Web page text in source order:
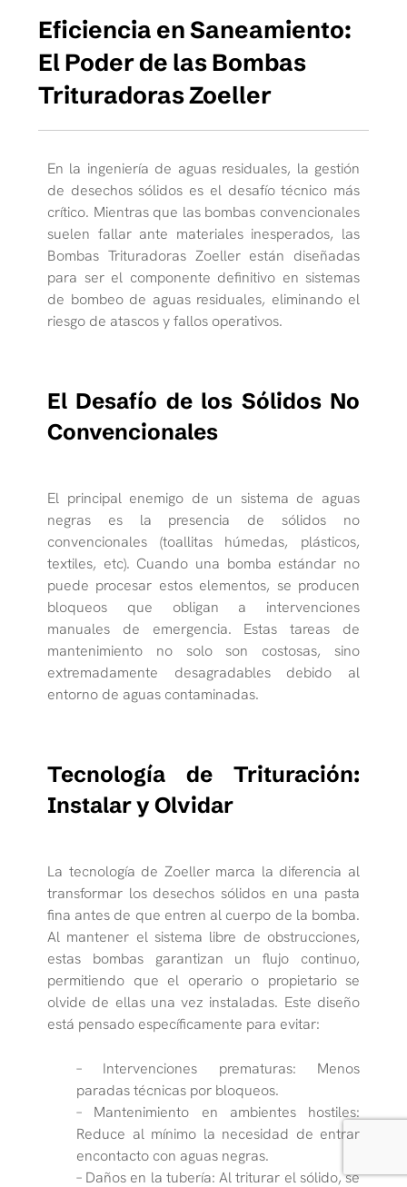
Eficiencia en Saneamiento:
El Poder de las Bombas
Trituradoras Zoeller
En la ingeniería de aguas residuales, la gestión
de desechos sólidos es el desafío técnico más
crítico. Mientras que las bombas convencionales
suelen fallar ante materiales inesperados, las
Bombas Trituradoras Zoeller están diseñadas
para ser el componente definitivo en sistemas
de bombeo de aguas residuales, eliminando el
riesgo de atascos y fallos operativos.
El Desafío de los Sólidos No
Convencionales
El principal enemigo de un sistema de aguas
negras es la presencia de sólidos no
convencionales (toallitas húmedas, plásticos,
textiles, etc). Cuando una bomba estándar no
puede procesar estos elementos, se producen
bloqueos que obligan a intervenciones
manuales de emergencia. Estas tareas de
mantenimiento no solo son costosas, sino
extremadamente desagradables debido al
entorno de aguas contaminadas.
Tecnología de Trituración:
Instalar y Olvidar
La tecnología de Zoeller marca la diferencia al
transformar los desechos sólidos en una pasta
fina antes de que entren al cuerpo de la bomba.
Al mantener el sistema libre de obstrucciones,
estas bombas garantizan un flujo continuo,
permitiendo que el operario o propietario se
olvide de ellas una vez instaladas. Este diseño
está pensado específicamente para evitar:
– Intervenciones prematuras: Menos
paradas técnicas por bloqueos.
– Mantenimiento en ambientes hostiles:
Reduce al mínimo la necesidad de entrar
encontacto con aguas negras.
– Daños en la tubería: Al triturar el sólido, se